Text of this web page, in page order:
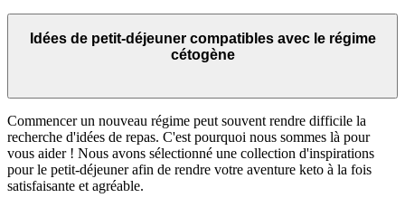
Idées de petit-déjeuner compatibles avec le régime
cétogène
Commencer un nouveau régime peut souvent rendre difficile la
recherche d'idées de repas. C'est pourquoi nous sommes là pour
vous aider ! Nous avons sélectionné une collection d'inspirations
pour le petit-déjeuner afin de rendre votre aventure keto à la fois
satisfaisante et agréable.